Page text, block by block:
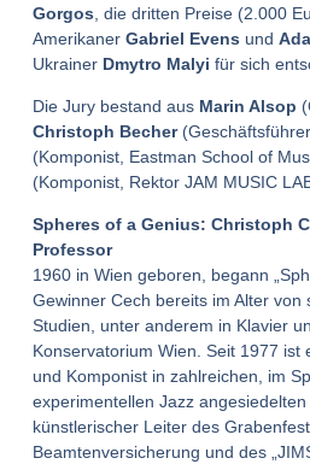
Gorgos , die dritten Preise (2.000
Amerikaner Gabriel Evens und
Ukrainer Dmytro Malyi für sich
Die Jury bestand aus Marin Alsop
Christoph Becher(Geschäftsführer
(Komponist, Eastman School of
(Komponist, Rektor JAM MUSIC
Spheres of a Genius: Christoph
Professor
1960 in Wien geboren, begann
Gewinner Cech bereits im Alter von
Studien, unter anderem in Klavier
Konservatorium Wien. Seit 1977 ist
und Komponist in zahlreichen, im
experimentellen Jazz
künstlerischer Leiter des
Beamtenversicherung und des